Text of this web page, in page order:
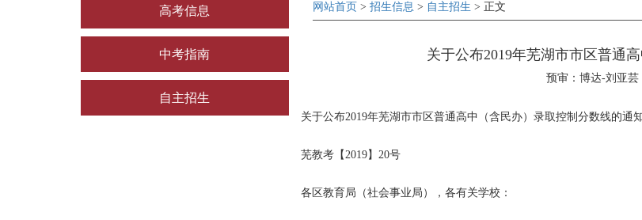
高考信息
中考指南
自主招生
网站首页 > 招生信息 > 自主招生 > 正文
关于公布2019年芜湖市市区普通
预审：博达-刘亚芸
关于公布2019年芜湖市市区普通高中（含民办）录取控制分数线的通
芜教考【2019】20号
各区教育局（社会事业局），各有关学校：